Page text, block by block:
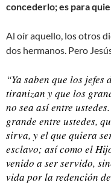
concederlo; es para
Al oír aquello, los otros
dos hermanos. Pero
“Ya saben que los jefes
tiranizan y que los
no sea así entre
grande entre ustedes,
sirva, y el que quiera
esclavo; así como el
venido a ser servido,
vida por la redención